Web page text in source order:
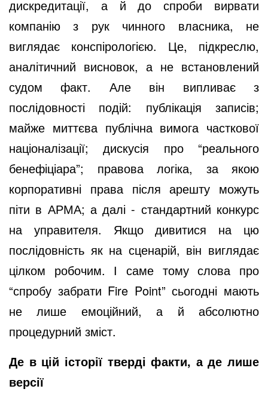
дискредитації, а й до спроби вирвати
компанію з рук чинного власника, не
виглядає конспірологією. Це, підкреслю,
аналітичний висновок, а не встановлений
судом факт. Але він випливає з
послідовності подій: публікація записів;
майже миттєва публічна вимога часткової
націоналізації; дискусія про “реального
бенефіціара”; правова логіка, за якою
корпоративні права після арешту можуть
піти в АРМА; а далі - стандартний конкурс
на управителя. Якщо дивитися на цю
послідовність як на сценарій, він виглядає
цілком робочим. І саме тому слова про
“спробу забрати Fire Point” сьогодні мають
не лише емоційний, а й абсолютно
процедурний зміст.
Де в цій історії тверді факти, а де лише
версії